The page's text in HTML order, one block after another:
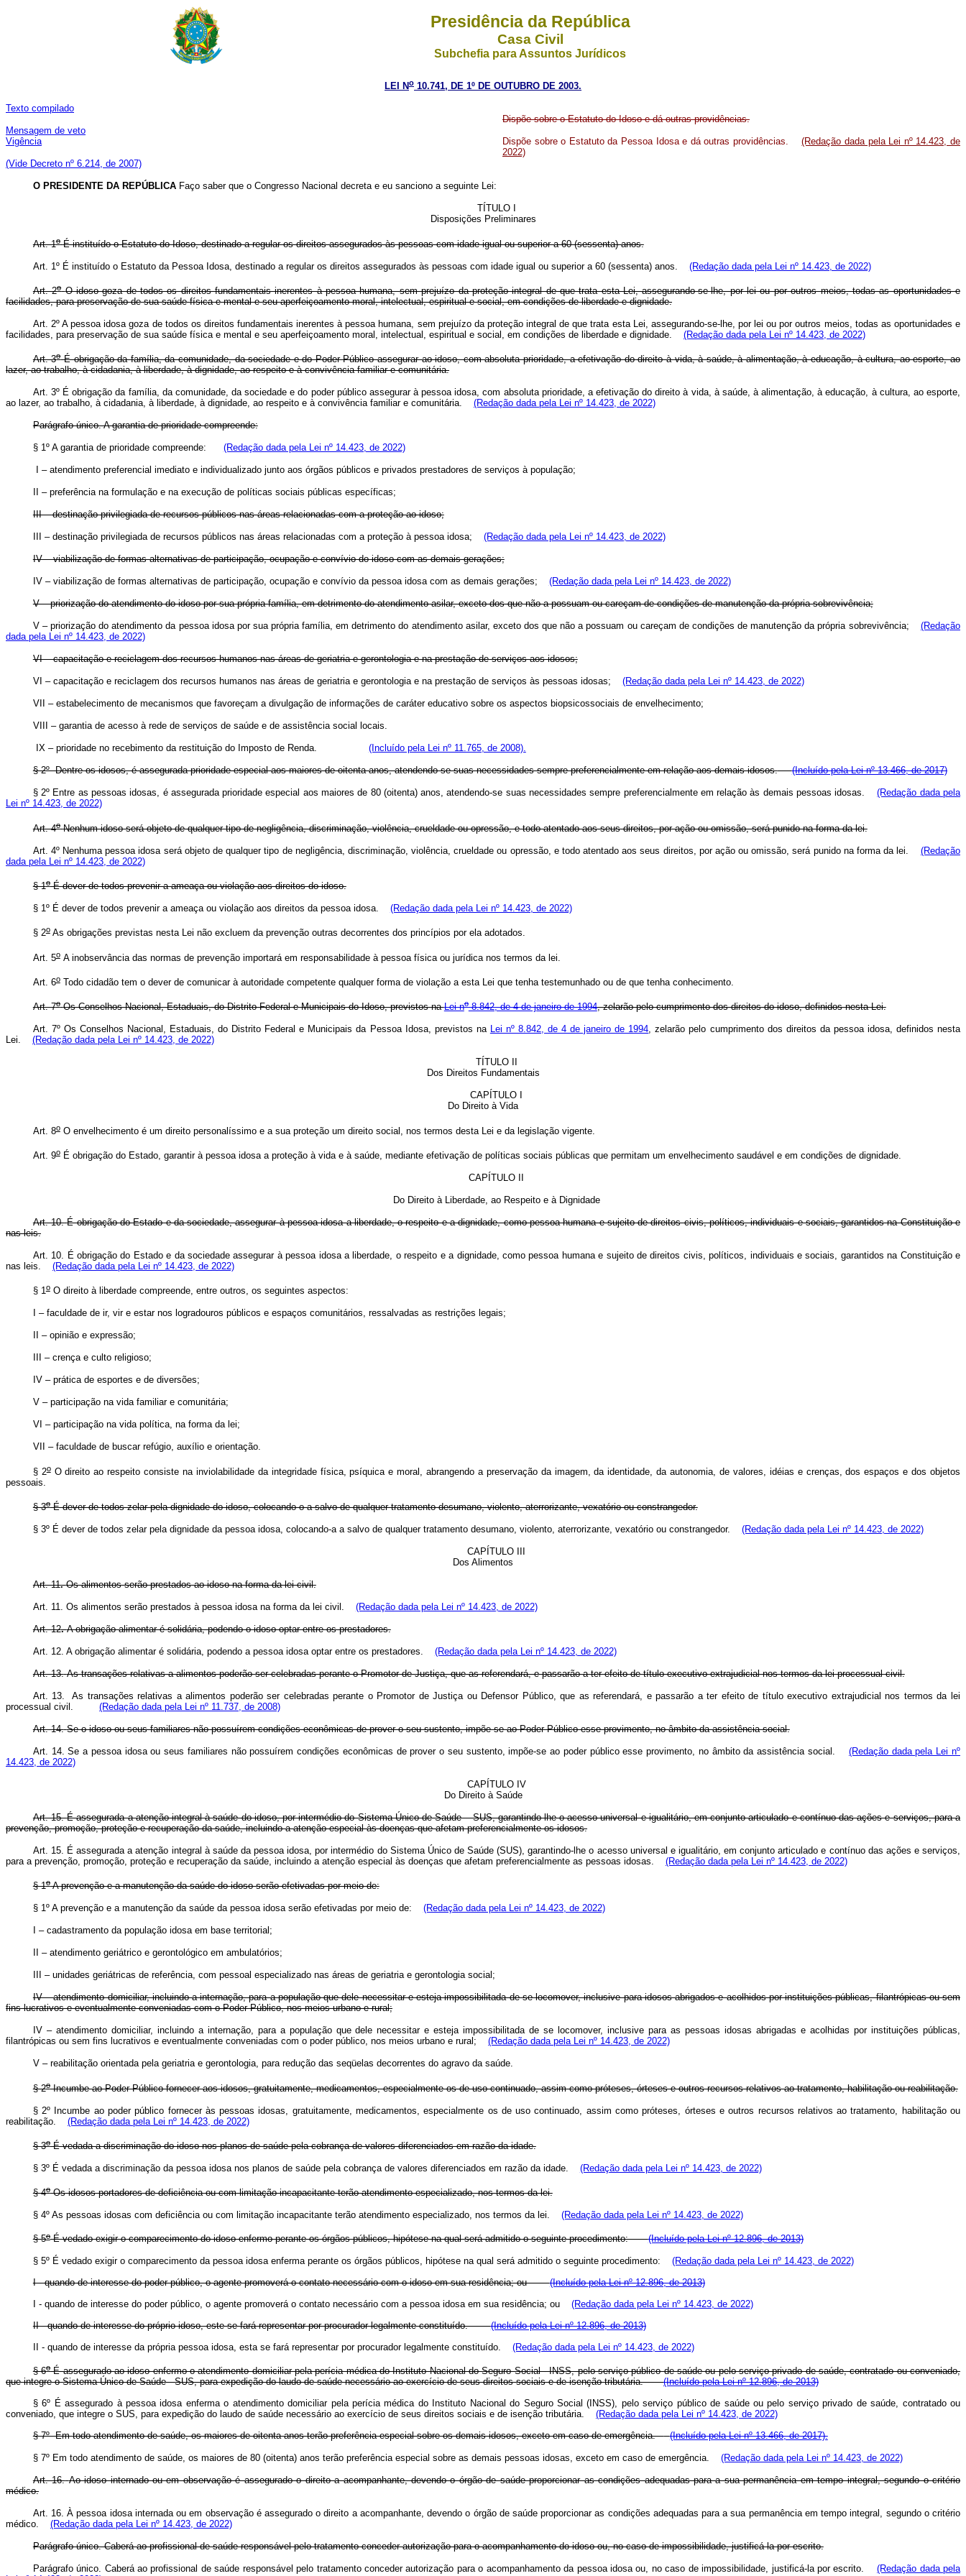
Presidência da República
Casa Civil
Subchefia para Assuntos Jurídicos
LEI No 10.741, DE 1º DE OUTUBRO DE 2003.
Texto compilado
Mensagem de veto
Vigência
(Vide Decreto nº 6.214, de 2007)
Dispõe sobre o Estatuto do Idoso e dá outras providências.
Dispõe sobre o Estatuto da Pessoa Idosa e dá outras providências.(Redação dada pela Lei nº 14.423, de
2022)
O PRESIDENTE DA REPÚBLICA Faço saber que o Congresso Nacional decreta e eu sanciono a seguinte Lei:
TÍTULO I
Disposições Preliminares
Art. 1o É instituído o Estatuto do Idoso, destinado a regular os direitos assegurados às pessoas com idade igual ou superior a 60 (sessenta) anos.
Art. 1º É instituído o Estatuto da Pessoa Idosa, destinado a regular os direitos assegurados às pessoas com idade igual ou superior a 60 (sessenta) anos. (Redação dada pela Lei nº 14.423, de 2022)
Art. 2o O idoso goza de todos os direitos fundamentais inerentes à pessoa humana, sem prejuízo da proteção integral de que trata esta Lei, assegurando-se-lhe, por lei ou por outros meios, todas as oportunidades e
facilidades, para preservação de sua saúde física e mental e seu aperfeiçoamento moral, intelectual, espiritual e social, em condições de liberdade e dignidade.
Art. 2º A pessoa idosa goza de todos os direitos fundamentais inerentes à pessoa humana, sem prejuízo da proteção integral de que trata esta Lei, assegurando-se-lhe, por lei ou por outros meios, todas as oportunidades e
facilidades, para preservação de sua saúde física e mental e seu aperfeiçoamento moral, intelectual, espiritual e social, em condições de liberdade e dignidade. (Redação dada pela Lei nº 14.423, de 2022)
Art. 3o É obrigação da família, da comunidade, da sociedade e do Poder Público assegurar ao idoso, com absoluta prioridade, a efetivação do direito à vida, à saúde, à alimentação, à educação, à cultura, ao esporte, ao
lazer, ao trabalho, à cidadania, à liberdade, à dignidade, ao respeito e à convivência familiar e comunitária.
Art. 3º É obrigação da família, da comunidade, da sociedade e do poder público assegurar à pessoa idosa, com absoluta prioridade, a efetivação do direito à vida, à saúde, à alimentação, à educação, à cultura, ao esporte,
ao lazer, ao trabalho, à cidadania, à liberdade, à dignidade, ao respeito e à convivência familiar e comunitária. (Redação dada pela Lei nº 14.423, de 2022)
Parágrafo único. A garantia de prioridade compreende:
§ 1º A garantia de prioridade compreende: (Redação dada pela Lei nº 14.423, de 2022)
I – atendimento preferencial imediato e individualizado junto aos órgãos públicos e privados prestadores de serviços à população;
II – preferência na formulação e na execução de políticas sociais públicas específicas;
III – destinação privilegiada de recursos públicos nas áreas relacionadas com a proteção ao idoso;
III – destinação privilegiada de recursos públicos nas áreas relacionadas com a proteção à pessoa idosa; (Redação dada pela Lei nº 14.423, de 2022)
IV – viabilização de formas alternativas de participação, ocupação e convívio do idoso com as demais gerações;
IV – viabilização de formas alternativas de participação, ocupação e convívio da pessoa idosa com as demais gerações; (Redação dada pela Lei nº 14.423, de 2022)
V – priorização do atendimento do idoso por sua própria família, em detrimento do atendimento asilar, exceto dos que não a possuam ou careçam de condições de manutenção da própria sobrevivência;
V – priorização do atendimento da pessoa idosa por sua própria família, em detrimento do atendimento asilar, exceto dos que não a possuam ou careçam de condições de manutenção da própria sobrevivência;
(Redação
dada pela Lei nº 14.423, de 2022)
VI – capacitação e reciclagem dos recursos humanos nas áreas de geriatria e gerontologia e na prestação de serviços aos idosos;
VI – capacitação e reciclagem dos recursos humanos nas áreas de geriatria e gerontologia e na prestação de serviços às pessoas idosas; (Redação dada pela Lei nº 14.423, de 2022)
VII – estabelecimento de mecanismos que favoreçam a divulgação de informações de caráter educativo sobre os aspectos biopsicossociais de envelhecimento;
VIII – garantia de acesso à rede de serviços de saúde e de assistência social locais.
IX – prioridade no recebimento da restituição do Imposto de Renda. (Incluído pela Lei nº 11.765, de 2008).
§ 2º Dentre os idosos, é assegurada prioridade especial aos maiores de oitenta anos, atendendo-se suas necessidades sempre preferencialmente em relação aos demais idosos. (Incluído pela Lei nº 13.466, de 2017)
§ 2º Entre as pessoas idosas, é assegurada prioridade especial aos maiores de 80 (oitenta) anos, atendendo-se suas necessidades sempre preferencialmente em relação às demais pessoas idosas.
(Redação dada pela
Lei nº 14.423, de 2022)
Art. 4o Nenhum idoso será objeto de qualquer tipo de negligência, discriminação, violência, crueldade ou opressão, e todo atentado aos seus direitos, por ação ou omissão, será punido na forma da lei.
Art. 4º Nenhuma pessoa idosa será objeto de qualquer tipo de negligência, discriminação, violência, crueldade ou opressão, e todo atentado aos seus direitos, por ação ou omissão, será punido na forma da lei. (Redação
dada pela Lei nº 14.423, de 2022)
§ 1oÉ dever de todos prevenir a ameaça ou violação aos direitos do idoso.
§ 1º É dever de todos prevenir a ameaça ou violação aos direitos da pessoa idosa. (Redação dada pela Lei nº 14.423, de 2022)
§ 2oAs obrigações previstas nesta Lei não excluem da prevenção outras decorrentes dos princípios por ela adotados.
Art. 5o A inobservância das normas de prevenção importará em responsabilidade à pessoa física ou jurídica nos termos da lei.
Art. 6o Todo cidadão tem o dever de comunicar à autoridade competente qualquer forma de violação a esta Lei que tenha testemunhado ou de que tenha conhecimento.
Art. 7o Os Conselhos Nacional, Estaduais, do Distrito Federal e Municipais do Idoso, previstos naLei no8.842, de 4 de janeiro de 1994, zelarão pelo cumprimento dos direitos do idoso, definidos nesta Lei.
Art. 7º Os Conselhos Nacional, Estaduais, do Distrito Federal e Municipais da Pessoa Idosa, previstos na Lei nº 8.842, de 4 de janeiro de 1994, zelarão pelo cumprimento dos direitos da pessoa idosa, definidos nesta
Lei. (Redação dada pela Lei nº 14.423, de 2022)
TÍTULO II
Dos Direitos Fundamentais
CAPÍTULO I
Do Direito à Vida
Art. 8o O envelhecimento é um direito personalíssimo e a sua proteção um direito social, nos termos desta Lei e da legislação vigente.
Art. 9o É obrigação do Estado, garantir à pessoa idosa a proteção à vida e à saúde, mediante efetivação de políticas sociais públicas que permitam um envelhecimento saudável e em condições de dignidade.
CAPÍTULO II
Do Direito à Liberdade, ao Respeito e à Dignidade
Art. 10. É obrigação do Estado e da sociedade, assegurar à pessoa idosa a liberdade, o respeito e a dignidade, como pessoa humana e sujeito de direitos civis, políticos, individuais e sociais, garantidos na Constituição e
nas leis.
Art. 10. É obrigação do Estado e da sociedade assegurar à pessoa idosa a liberdade, o respeito e a dignidade, como pessoa humana e sujeito de direitos civis, políticos, individuais e sociais, garantidos na Constituição e
nas leis. (Redação dada pela Lei nº 14.423, de 2022)
§ 1oO direito à liberdade compreende, entre outros, os seguintes aspectos:
I – faculdade de ir, vir e estar nos logradouros públicos e espaços comunitários, ressalvadas as restrições legais;
II – opinião e expressão;
III – crença e culto religioso;
IV – prática de esportes e de diversões;
V – participação na vida familiar e comunitária;
VI – participação na vida política, na forma da lei;
VII – faculdade de buscar refúgio, auxílio e orientação.
§ 2oO direito ao respeito consiste na inviolabilidade da integridade física, psíquica e moral, abrangendo a preservação da imagem, da identidade, da autonomia, de valores, idéias e crenças, dos espaços e dos objetos
pessoais.
§ 3oÉ dever de todos zelar pela dignidade do idoso, colocando-o a salvo de qualquer tratamento desumano, violento, aterrorizante, vexatório ou constrangedor.
§ 3º É dever de todos zelar pela dignidade da pessoa idosa, colocando-a a salvo de qualquer tratamento desumano, violento, aterrorizante, vexatório ou constrangedor. (Redação dada pela Lei nº 14.423, de 2022)
CAPÍTULO III
Dos Alimentos
Art. 11.Os alimentos serão prestados ao idoso na forma da lei civil.
Art. 11. Os alimentos serão prestados à pessoa idosa na forma da lei civil. (Redação dada pela Lei nº 14.423, de 2022)
Art. 12.A obrigação alimentar é solidária, podendo o idoso optar entre os prestadores.
Art. 12. A obrigação alimentar é solidária, podendo a pessoa idosa optar entre os prestadores. (Redação dada pela Lei nº 14.423, de 2022)
Art. 13. As transações relativas a alimentos poderão ser celebradas perante o Promotor de Justiça, que as referendará, e passarão a ter efeito de título executivo extrajudicial nos termos da lei processual civil.
Art. 13. As transações relativas a alimentos poderão ser celebradas perante o Promotor de Justiça ou Defensor Público, que as referendará, e passarão a ter efeito de título executivo extrajudicial nos termos da lei
processual civil. (Redação dada pela Lei nº 11.737, de 2008)
Art. 14. Se o idoso ou seus familiares não possuírem condições econômicas de prover o seu sustento, impõe-se ao Poder Público esse provimento, no âmbito da assistência social.
Art. 14. Se a pessoa idosa ou seus familiares não possuírem condições econômicas de prover o seu sustento, impõe-se ao poder público esse provimento, no âmbito da assistência social. (Redação dada pela Lei nº
14.423, de 2022)
CAPÍTULO IV
Do Direito à Saúde
Art. 15. É assegurada a atenção integral à saúde do idoso, por intermédio do Sistema Único de Saúde – SUS, garantindo-lhe o acesso universal e igualitário, em conjunto articulado e contínuo das ações e serviços, para a
prevenção, promoção, proteção e recuperação da saúde, incluindo a atenção especial às doenças que afetam preferencialmente os idosos.
Art. 15. É assegurada a atenção integral à saúde da pessoa idosa, por intermédio do Sistema Único de Saúde (SUS), garantindo-lhe o acesso universal e igualitário, em conjunto articulado e contínuo das ações e serviços,
para a prevenção, promoção, proteção e recuperação da saúde, incluindo a atenção especial às doenças que afetam preferencialmente as pessoas idosas. (Redação dada pela Lei nº 14.423, de 2022)
§ 1oA prevenção e a manutenção da saúde do idoso serão efetivadas por meio de:
§ 1º A prevenção e a manutenção da saúde da pessoa idosa serão efetivadas por meio de: (Redação dada pela Lei nº 14.423, de 2022)
I – cadastramento da população idosa em base territorial;
II – atendimento geriátrico e gerontológico em ambulatórios;
III – unidades geriátricas de referência, com pessoal especializado nas áreas de geriatria e gerontologia social;
IV – atendimento domiciliar, incluindo a internação, para a população que dele necessitar e esteja impossibilitada de se locomover, inclusive para idosos abrigados e acolhidos por instituições públicas, filantrópicas ou sem
fins lucrativos e eventualmente conveniadas com o Poder Público, nos meios urbano e rural;
IV – atendimento domiciliar, incluindo a internação, para a população que dele necessitar e esteja impossibilitada de se locomover, inclusive para as pessoas idosas abrigadas e acolhidas por instituições públicas,
filantrópicas ou sem fins lucrativos e eventualmente conveniadas com o poder público, nos meios urbano e rural; (Redação dada pela Lei nº 14.423, de 2022)
V – reabilitação orientada pela geriatria e gerontologia, para redução das seqüelas decorrentes do agravo da saúde.
§ 2oIncumbe ao Poder Público fornecer aos idosos, gratuitamente, medicamentos, especialmente os de uso continuado, assim como próteses, órteses e outros recursos relativos ao tratamento, habilitação ou reabilitação.
§ 2º Incumbe ao poder público fornecer às pessoas idosas, gratuitamente, medicamentos, especialmente os de uso continuado, assim como próteses, órteses e outros recursos relativos ao tratamento, habilitação ou
reabilitação. (Redação dada pela Lei nº 14.423, de 2022)
§ 3oÉ vedada a discriminação do idoso nos planos de saúde pela cobrança de valores diferenciados em razão da idade.
§ 3º É vedada a discriminação da pessoa idosa nos planos de saúde pela cobrança de valores diferenciados em razão da idade. (Redação dada pela Lei nº 14.423, de 2022)
§ 4oOs idosos portadores de deficiência ou com limitação incapacitante terão atendimento especializado, nos termos da lei.
§ 4º As pessoas idosas com deficiência ou com limitação incapacitante terão atendimento especializado, nos termos da lei. (Redação dada pela Lei nº 14.423, de 2022)
§ 5oÉ vedado exigir o comparecimento do idoso enfermo perante os órgãos públicos, hipótese na qual será admitido o seguinte procedimento:(Incluído pela Lei nº 12.896, de 2013)
§ 5º É vedado exigir o comparecimento da pessoa idosa enferma perante os órgãos públicos, hipótese na qual será admitido o seguinte procedimento: (Redação dada pela Lei nº 14.423, de 2022)
I - quando de interesse do poder público, o agente promoverá o contato necessário com o idoso em sua residência; ou(Incluído pela Lei nº 12.896, de 2013)
I - quando de interesse do poder público, o agente promoverá o contato necessário com a pessoa idosa em sua residência; ou (Redação dada pela Lei nº 14.423, de 2022)
II - quando de interesse do próprio idoso, este se fará representar por procurador legalmente constituído.(Incluído pela Lei nº 12.896, de 2013)
II - quando de interesse da própria pessoa idosa, esta se fará representar por procurador legalmente constituído. (Redação dada pela Lei nº 14.423, de 2022)
§ 6oÉ assegurado ao idoso enfermo o atendimento domiciliar pela perícia médica do Instituto Nacional do Seguro Social - INSS, pelo serviço público de saúde ou pelo serviço privado de saúde, contratado ou conveniado,
que integre o Sistema Único de Saúde - SUS, para expedição do laudo de saúde necessário ao exercício de seus direitos sociais e de isenção tributária.(Incluído pela Lei nº 12.896, de 2013)
§ 6º É assegurado à pessoa idosa enferma o atendimento domiciliar pela perícia médica do Instituto Nacional do Seguro Social (INSS), pelo serviço público de saúde ou pelo serviço privado de saúde, contratado ou
conveniado, que integre o SUS, para expedição do laudo de saúde necessário ao exercício de seus direitos sociais e de isenção tributária. (Redação dada pela Lei nº 14.423, de 2022)
§ 7º Em todo atendimento de saúde, os maiores de oitenta anos terão preferência especial sobre os demais idosos, exceto em caso de emergência. (Incluído pela Lei nº 13.466, de 2017).
§ 7º Em todo atendimento de saúde, os maiores de 80 (oitenta) anos terão preferência especial sobre as demais pessoas idosas, exceto em caso de emergência. (Redação dada pela Lei nº 14.423, de 2022)
Art. 16. Ao idoso internado ou em observação é assegurado o direito a acompanhante, devendo o órgão de saúde proporcionar as condições adequadas para a sua permanência em tempo integral, segundo o critério
médico.
Art. 16. À pessoa idosa internada ou em observação é assegurado o direito a acompanhante, devendo o órgão de saúde proporcionar as condições adequadas para a sua permanência em tempo integral, segundo o critério
médico.
(Redação dada pela Lei nº 14.423, de 2022)
Parágrafo único. Caberá ao profissional de saúde responsável pelo tratamento conceder autorização para o acompanhamento do idoso ou, no caso de impossibilidade, justificá-la por escrito.
Parágrafo único. Caberá ao profissional de saúde responsável pelo tratamento conceder autorização para o acompanhamento da pessoa idosa ou, no caso de impossibilidade, justificá-la por escrito.
(Redação dada pela